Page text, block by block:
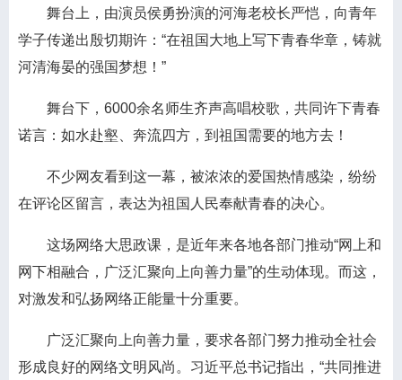
舞台上，由演员侯勇扮演的河海老校长严恺，向青年
学子传递出殷切期许：“在祖国大地上写下青春华章，铸就
河清海晏的强国梦想！”
舞台下，6000余名师生齐声高唱校歌，共同许下青春
诺言：如水赴壑、奔流四方，到祖国需要的地方去！
不少网友看到这一幕，被浓浓的爱国热情感染，纷纷
在评论区留言，表达为祖国人民奉献青春的决心。
这场网络大思政课，是近年来各地各部门推动“网上和
网下相融合，广泛汇聚向上向善力量”的生动体现。而这，
对激发和弘扬网络正能量十分重要。
广泛汇聚向上向善力量，要求各部门努力推动全社会
形成良好的网络文明风尚。习近平总书记指出，“共同推进